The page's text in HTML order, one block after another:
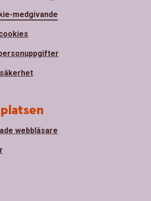
medgivande
webbläsare